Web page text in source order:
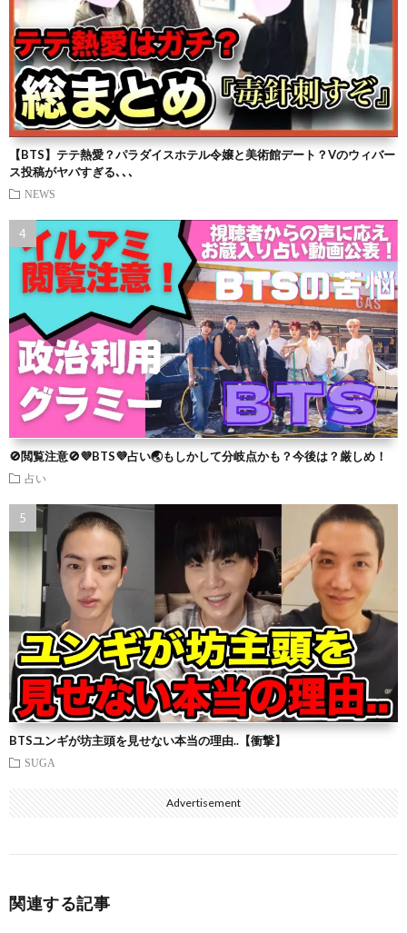
【BTS】テテ熱愛？パラダイスホテル令嬢と美術館デート？Vのウィバー
ス投稿がヤバすぎる､､､
NEWS
🚫閲覧注意🚫💜BTS💜占い🌏もしかして分岐点かも？今後は？厳しめ！
占い
BTSユンギが坊主頭を見せない本当の理由..【衝撃】
SUGA
Advertisement
関連する記事